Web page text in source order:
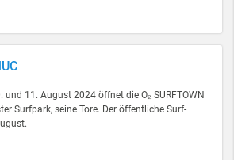
11. August 2024 öffnet die O₂ SURFTOWN
Surfpark, seine Tore. Der öffentliche Surf-